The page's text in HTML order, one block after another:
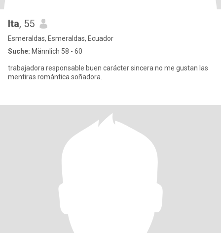
Ita, 55
Esmeraldas, Esmeraldas, Ecuador
Suche: Männlich 58 - 60
trabajadora responsable buen carácter sincera no me gustan las
mentiras romántica soñadora.